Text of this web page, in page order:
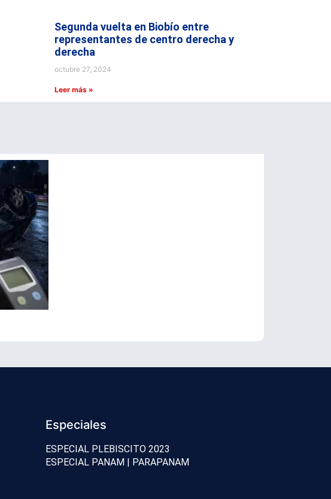
Segunda vuelta en Biobío entre
representantes de centro derecha y
derecha
octubre 27, 2024
Leer más »
Especiales
ESPECIAL PLEBISCITO 2023
ESPECIAL PANAM | PARAPANAM